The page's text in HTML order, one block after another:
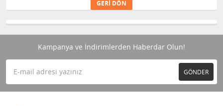
GERI DÖN
Kampanya ve İndirimlerden Haberdar Olun!
GÖNDER